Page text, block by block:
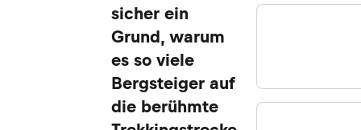
sicher ein
Grund, warum
es so viele
Bergsteiger auf
die berühmte